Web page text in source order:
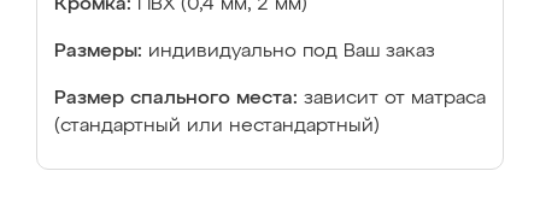
Кромка: ПВХ (0,4 мм, 2 мм)
Размеры: индивидуально под Ваш заказ
Размер спального места: зависит от матраса
(стандартный или нестандартный)